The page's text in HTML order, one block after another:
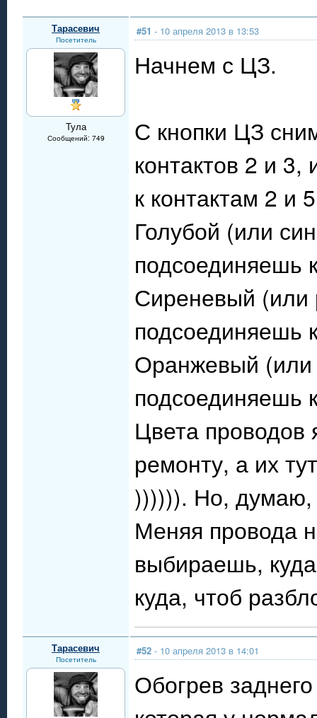
Тарасевич
Посетитель
Тула
Сообщений: 749
#51 - 10 апреля 2013 в 13:53
Начнем с ЦЗ.
С кнопки ЦЗ
контактов 2 и
к контактам 2 и
Голубой (или
подсоединяешь
Сиреневый (или
подсоединяешь
Оранжевый (или
подсоединяешь
Цвета проводов
ремонту, а их
)))))). Но,
Меняя провода
выбираешь,
куда, чтоб
Тарасевич
Посетитель
#52 - 10 апреля 2013 в 14:01
Обогрев